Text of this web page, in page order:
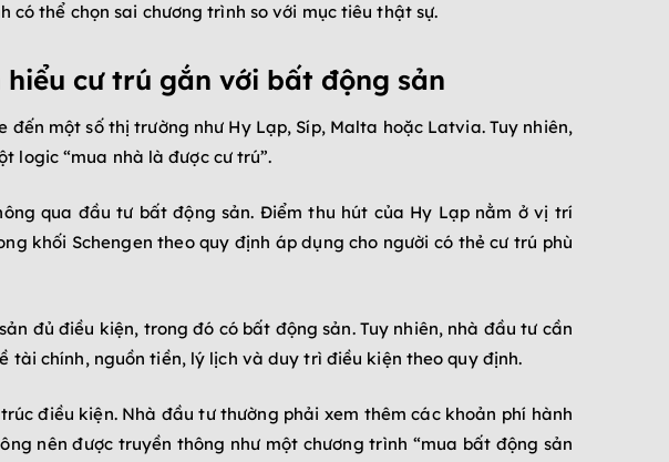
thể chọn sai chương trình so với mục tiêu thật sự.
cư trú gắn với bất động sản
một số thị trường như Hy Lạp, Síp, Malta hoặc Latvia. Tuy nhiên,
logic “mua nhà là được cư trú”.
qua đầu tư bất động sản. Điểm thu hút của Hy Lạp nằm ở vị trí
khối Schengen theo quy định áp dụng cho người có thẻ cư trú phù
đủ điều kiện, trong đó có bất động sản. Tuy nhiên, nhà đầu tư cần
tài chính, nguồn tiền, lý lịch và duy trì điều kiện theo quy định.
điều kiện. Nhà đầu tư thường phải xem thêm các khoản phí hành
nên được truyền thông như một chương trình “mua bất động sản